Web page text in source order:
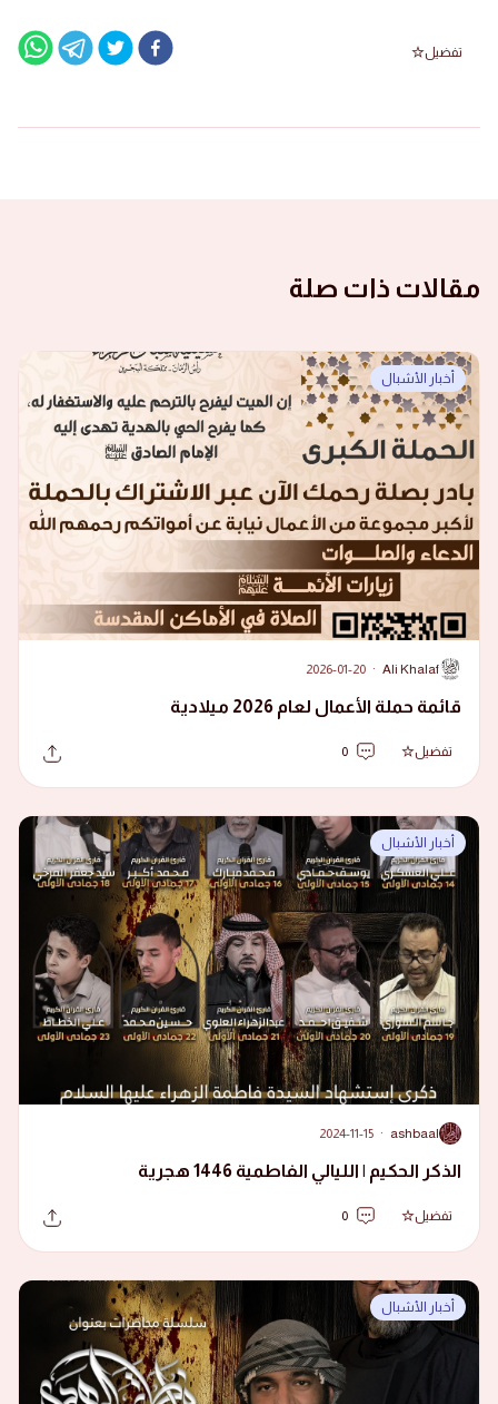
تفضيل
مقالات ذات صلة
أخبار الأشبال
A
Ali Khalaf
·
2026-01-20
قائمة حملة الأعمال لعام 2026 ميلادية
تفضيل 0
أخبار الأشبال
A
ashbaal
·
2024-11-15
الذكر الحكيم | الليالي الفاطمية 1446 هجرية
تفضيل 0
أخبار الأشبال